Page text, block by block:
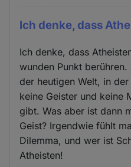
Ich denke, dass
Ich denke, dass
wunden Punkt
der heutigen Welt, in
keine Geister und keine
gibt. Was aber ist dann
Geist? Irgendwie fühlt
Dilemma, und wer ist
Atheisten!